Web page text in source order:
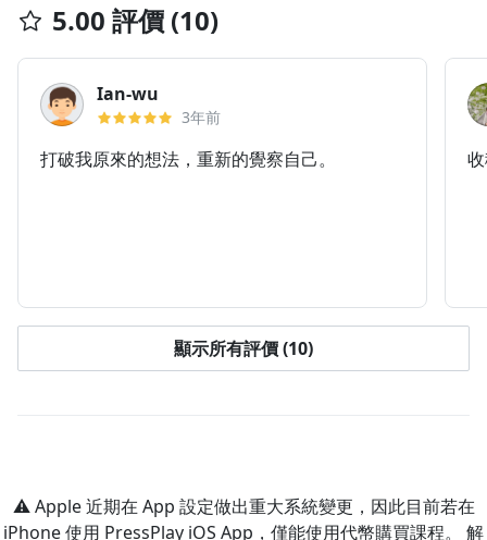
5.00 評價 (10)
Ian-wu
3年前
打破我原來的想法，重新的覺察自己。
顯示所有評價 (10)
⚠️ Apple 近期在 App 設定做出重大系統變更，因此目前若在
iPhone 使用 PressPlay iOS App，僅能使用代幣購買課程。 解